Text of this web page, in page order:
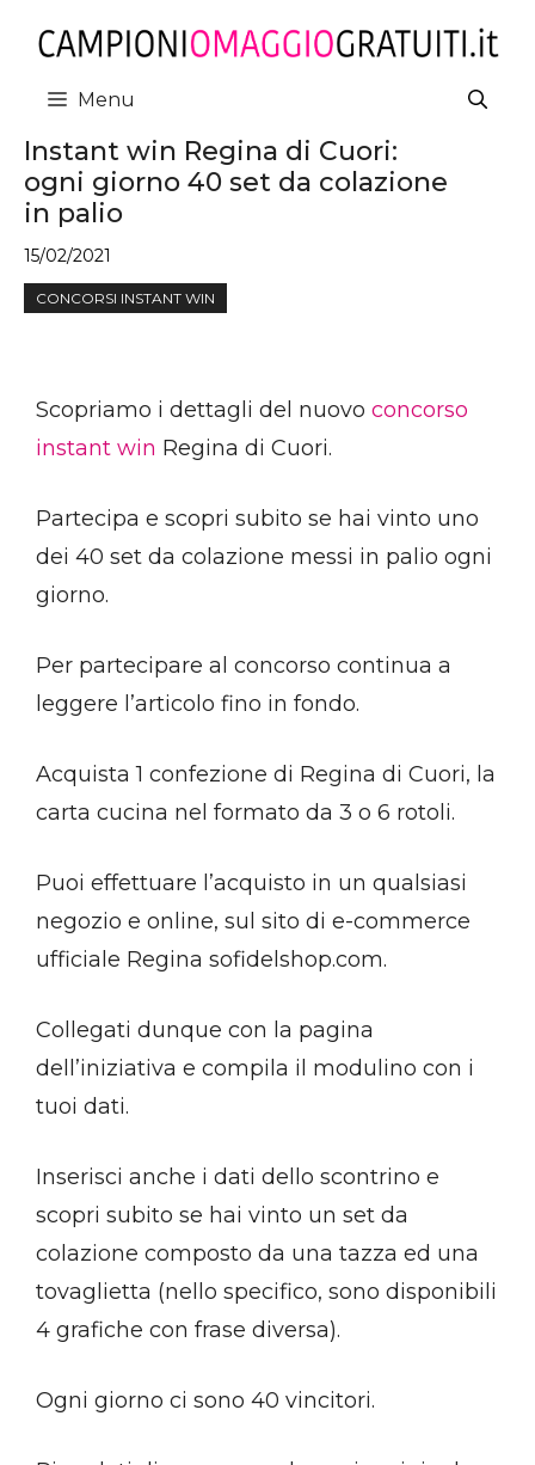
contenuto
Menu
Instant win Regina di Cuori:
ogni giorno 40 set da colazione
in palio
15/02/2021
CONCORSI INSTANT WIN
Scopriamo i dettagli del nuovo concorso
instant win Regina di Cuori.
Partecipa e scopri subito se hai vinto uno
dei 40 set da colazione messi in palio ogni
giorno.
Per partecipare al concorso continua a
leggere l’articolo fino in fondo.
Acquista 1 confezione di Regina di Cuori, la
carta cucina nel formato da 3 o 6 rotoli.
Puoi effettuare l’acquisto in un qualsiasi
negozio e online, sul sito di e-commerce
ufficiale Regina sofidelshop.com.
Collegati dunque con la pagina
dell’iniziativa e compila il modulino con i
tuoi dati.
Inserisci anche i dati dello scontrino e
scopri subito se hai vinto un set da
colazione composto da una tazza ed una
tovaglietta (nello specifico, sono disponibili
4 grafiche con frase diversa).
Ogni giorno ci sono 40 vincitori.